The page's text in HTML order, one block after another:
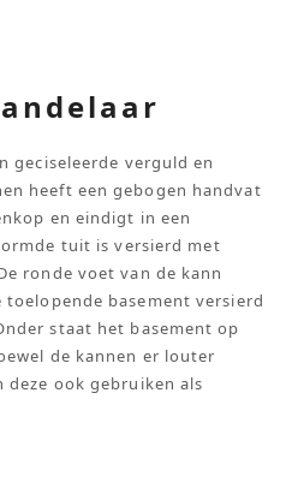
geciseleerde verguld en
heeft een gebogen handvat
en eindigt in een
tuit is versierd met
ronde voet van de kann
basement versierd
staat het basement op
de kannen er louter
ook gebruiken als